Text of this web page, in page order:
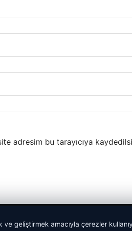
adresim bu tarayıcıya
ve geliştirmek amacıyla çerezler